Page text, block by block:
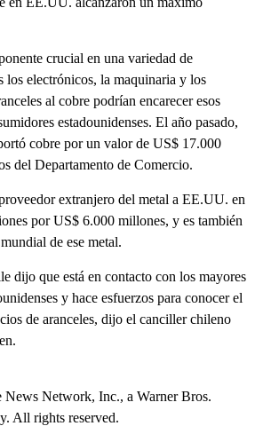
crucial en una variedad de
los electrónicos, la maquinaria y los
al cobre podrían encarecer esos
estadounidenses. El año pasado,
cobre por un valor de US$ 17.000
del Departamento de Comercio.
extranjero del metal a EE.UU. en
por US$ 6.000 millones, y es también
de ese metal.
dijo que está en contacto con los mayores
y hace esfuerzos para conocer el
de aranceles, dijo el canciller chileno
Network, Inc., a Warner Bros.
All rights reserved.